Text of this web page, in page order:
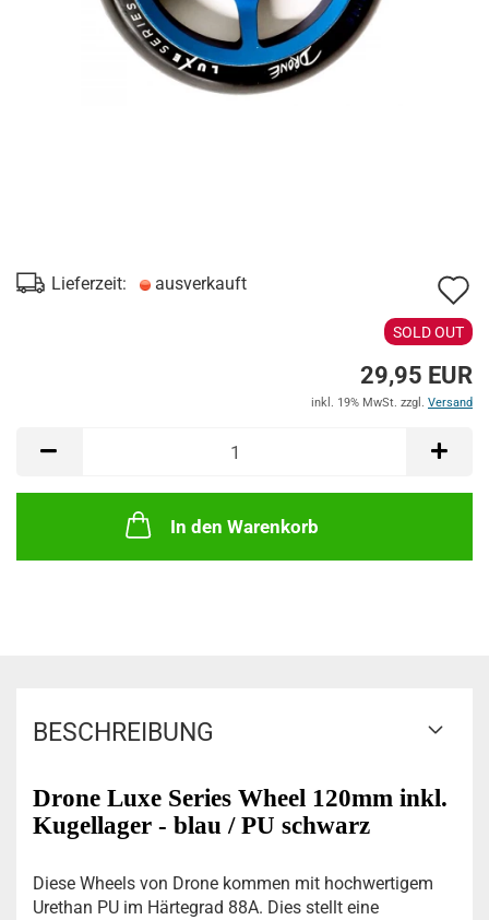
Lieferzeit: ausverkauft
SOLD OUT
29,95 EUR
inkl. 19% MwSt. zzgl. Versand
In den Warenkorb
BESCHREIBUNG
Drone Luxe Series Wheel 120mm inkl.
Kugellager - blau / PU schwarz
Diese Wheels von Drone kommen mit hochwertigem
Urethan PU im Härtegrad 88A. Dies stellt eine